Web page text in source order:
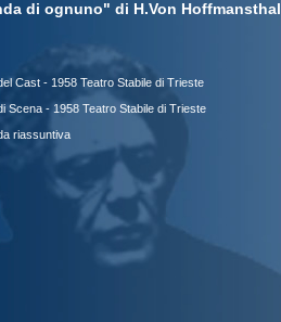
di ognuno" di H.Von Hoffmansthal
Cast - 1958 Teatro Stabile di Trieste
Scena - 1958 Teatro Stabile di Trieste
riassuntiva